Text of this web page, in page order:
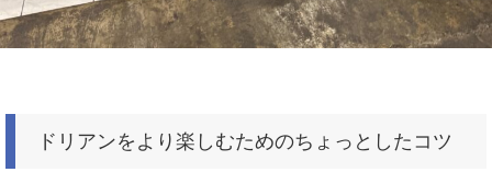
ドリアンをより楽しむためのちょっとしたコツ